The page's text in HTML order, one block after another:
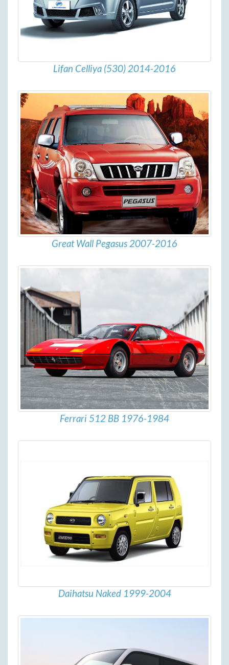
Lifan Celliya (530) 2014-2016
Great Wall Pegasus 2007-2016
Ferrari 512 BB 1976-1984
Daihatsu Naked 1999-2004